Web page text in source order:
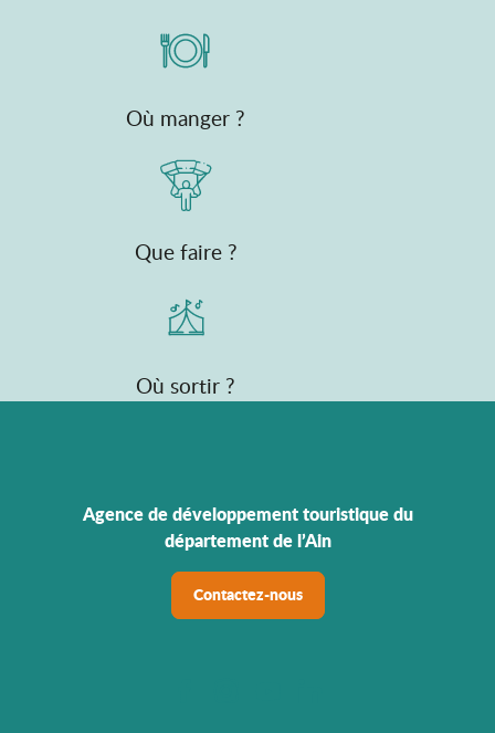
Où manger ?
Que faire ?
Où sortir ?
Agence de développement touristique du
département de l’Ain
Contactez-nous